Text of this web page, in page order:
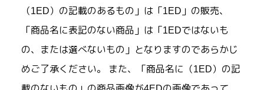
（1ED）の記載のあるもの」は「1ED」の販売、
「商品名に表記のない商品」は「1EDではないも
の、または選べないもの」となりますのであらかじ
めご了承ください。 また、「商品名に（1ED）の記